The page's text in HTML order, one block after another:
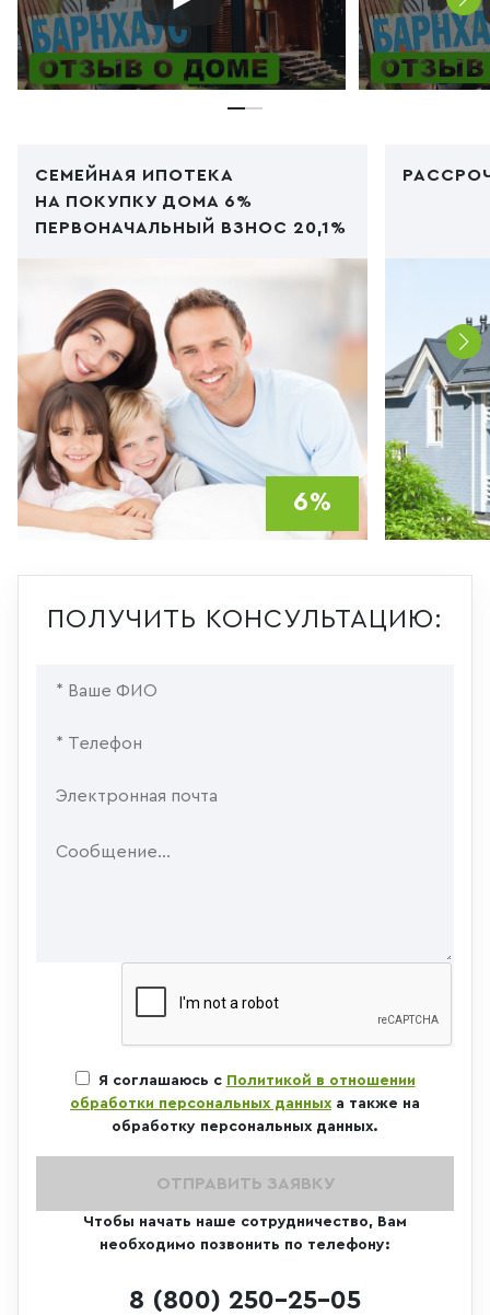
СЕМЕЙНАЯ ИПОТЕКА
НА ПОКУПКУ ДОМА 6%
ПЕРВОНАЧАЛЬНЫЙ ВЗНОС 20,1%
Код PHP/img/ipoteka1.jpg"
type="image/webp">
6%
Чтобы начать наше сотрудничество, Вам
необходимо позвонить по телефону:
8 (800) 250-25-05
ПОЛУЧИТЬ КОНСУЛЬТАЦИЮ:
Я соглашаюсь с Политикой в отношении
обработки персональных данных а также на
обработку персональных данных.
ОТПРАВИТЬ ЗАЯВКУ